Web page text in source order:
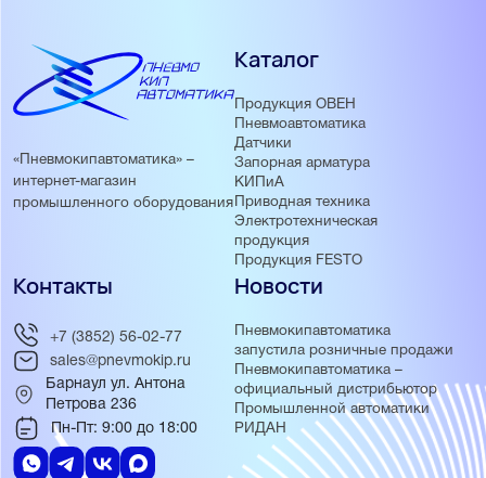
«Пневмокипавтоматика» –
интернет-магазин
промышленного оборудования
Каталог
Продукция ОВЕН
Пневмоавтоматика
Датчики
Запорная арматура
КИПиА
Приводная техника
Электротехническая
продукция
Продукция FESTO
Новости
Пневмокипавтоматика
запустила розничные продажи
Пневмокипавтоматика –
официальный дистрибьютор
Промышленной автоматики
РИДАН
Контакты
+7 (3852) 56-02-77
sales@pnevmokip.ru
Барнаул ул. Антона
Петрова 236
Пн-Пт: 9:00 до 18:00